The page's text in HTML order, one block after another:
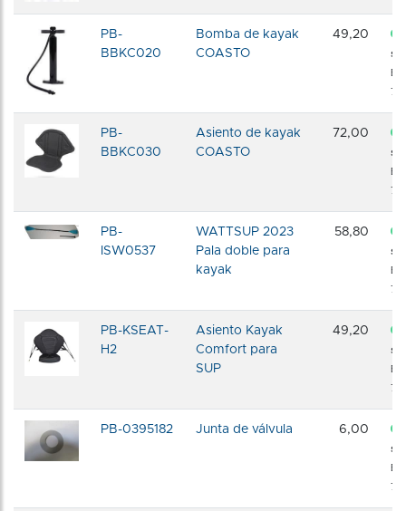
PB-
BBKC020
Bomba de kayak
COASTO
49,20
72
PB-
BBKC030
Asiento de kayak
COASTO
72,00
72
PB-
ISW0537
WATTSUP 2023
Pala doble para
kayak
58,80
72
PB-KSEAT-
H2
Asiento Kayak
Comfort para
SUP
49,20
72
PB-0395182 Junta de válvula 6,00
72